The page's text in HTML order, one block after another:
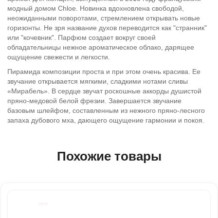
модный домом Chloe. Новинка вдохновлена свободой,
неожиданными поворотами, стремлением открывать новые
горизонты. Не зря название духов переводится как "странник"
или "кочевник". Парфюм создает вокруг своей
обладательницы нежное ароматическое облако, дарящее
ощущение свежести и легкости.
Пирамида композиции проста и при этом очень красива. Ее
звучание открывается мягкими, сладкими нотами сливы
«Мирабель». В сердце звучат роскошные аккорды душистой
пряно-медовой белой фрезии. Завершается звучание
базовым шлейфом, составленным из нежного пряно-лесного
запаха дубового мха, дающего ощущение гармонии и покоя.
Похожие товары